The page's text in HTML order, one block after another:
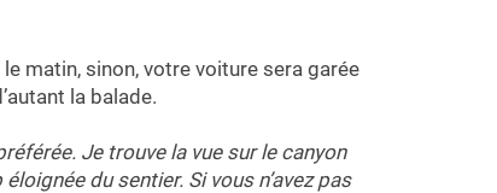
matin, sinon, votre voiture sera garée
la balade.
Je trouve la vue sur le canyon
du sentier. Si vous n’avez pas